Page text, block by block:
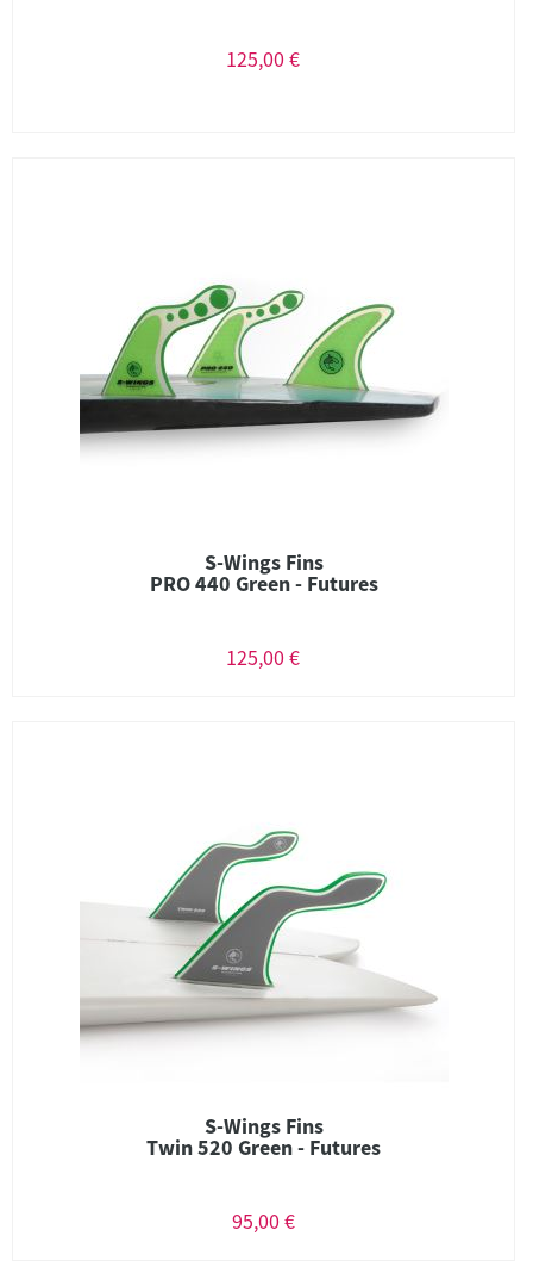
125,00 €
S-Wings Fins
PRO 440 Green - Futures
125,00 €
S-Wings Fins
Twin 520 Green - Futures
95,00 €